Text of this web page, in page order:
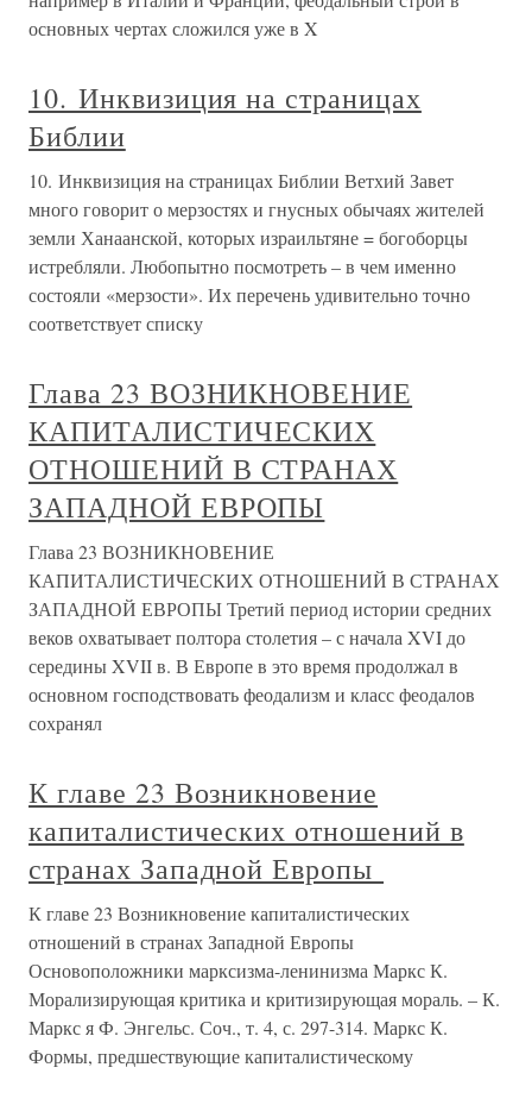
основных чертах сложился уже в X
10. Инквизиция на страницах
Библии
10. Инквизиция на страницах Библии Ветхий Завет
много говорит о мерзостях и гнусных обычаях жителей
земли Ханаанской, которых израильтяне = богоборцы
истребляли. Любопытно посмотреть – в чем именно
состояли «мерзости». Их перечень удивительно точно
соответствует списку
Глава 23 ВОЗНИКНОВЕНИЕ
КАПИТАЛИСТИЧЕСКИХ
ОТНОШЕНИЙ В СТРАНАХ
ЗАПАДНОЙ ЕВРОПЫ
Глава 23 ВОЗНИКНОВЕНИЕ
КАПИТАЛИСТИЧЕСКИХ ОТНОШЕНИЙ В СТРАНАХ
ЗАПАДНОЙ ЕВРОПЫ Третий период истории средних
веков охватывает полтора столетия – с начала XVI до
середины XVII в. В Европе в это время продолжал в
основном господствовать феодализм и класс феодалов
сохранял
К главе 23 Возникновение
капиталистических отношений в
странах Западной Европы
К главе 23 Возникновение капиталистических
отношений в странах Западной Европы
Основоположники марксизма-ленинизма Маркс К.
Морализирующая критика и критизирующая мораль. – К.
Маркс я Ф. Энгельс. Соч., т. 4, с. 297-314. Маркс К.
Формы, предшествующие капиталистическому